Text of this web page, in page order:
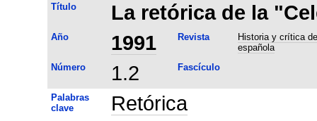
Título La retórica de la
Año 1991 Revista
Historia y crítica
española
Número
1.2 Fascículo
Palabras
clave
Retórica